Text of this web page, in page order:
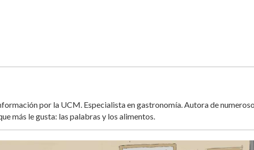
por la UCM. Especialista en gastronomía. Autora de
más le gusta: las palabras y los alimentos.